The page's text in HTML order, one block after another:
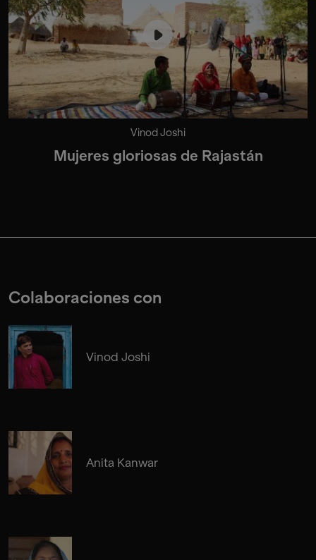
Vinod Joshi
Mujeres gloriosas de Rajastán
Colaboraciones con
Vinod Joshi
Anita Kanwar